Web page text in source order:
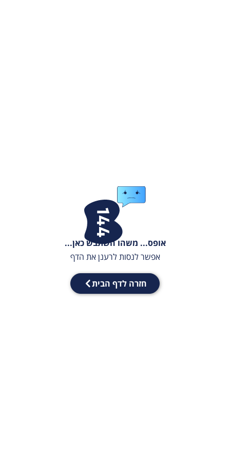
אופס... משהו השתבש כאן...
אפשר לנסות לרענן את הדף
חזרה לדף הבית